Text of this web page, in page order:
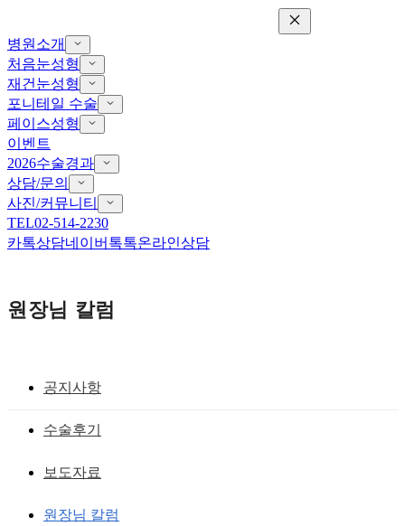
병원소개
처음눈성형
재건눈성형
포니테일 수술
페이스성형
이벤트
2026수술경과
상담/문의
사진/커뮤니티
TEL02-514-2230
카톡상담네이버톡톡온라인상담
원장님 칼럼
공지사항
수술후기
보도자료
원장님 칼럼
긴얼굴과 돌출입, 매력적인 얼굴형을 만